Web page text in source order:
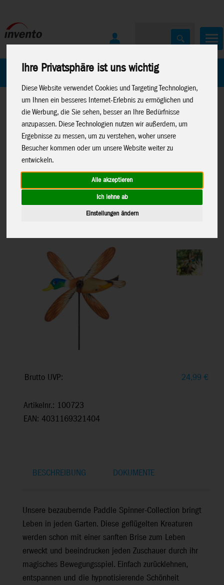
Ihre Privatsphäre ist uns wichtig
Diese Website verwendet Cookies und Targeting Technologien,
um Ihnen ein besseres Internet-Erlebnis zu ermöglichen und
die Werbung, die Sie sehen, besser an Ihre Bedürfnisse
anzupassen. Diese Technologien nutzen wir außerdem, um
Ergebnisse zu messen, um zu verstehen, woher unsere
Besucher kommen oder um unsere Website weiter zu
entwickeln.
Alle akzeptieren
Ich lehne ab
Einstellungen ändern
Home Marken
Home>Windspiele
Paddle Spinner Duck - Standwindspiel,
Brutto UVP: 24,99 €
Artikelnr.: 100723
EAN: 4031169321404
BESCHREIBUNG DOKUMENTE
Unsere bezaubernde Paddle Spinner-Collection bringt
Leben in jeden Garten. Diese geflügelten Kreaturen
werden schon mit einer sanften Brise zum Leben
erweckt und beeindrucken jeden Zuschauer durch ihr
magisches Bewegungsspiel. Einfach zurücklehnen,
entspannen und die hypnotisierende Schönheit